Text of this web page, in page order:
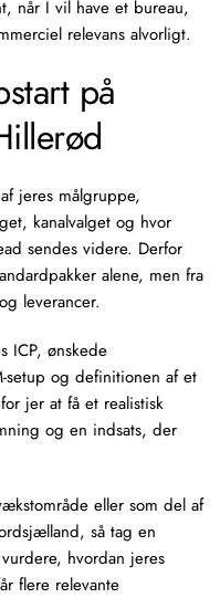
når I vil have et bureau,
relevans alvorligt.
på
jeres målgruppe,
kanalvalget og hvor
sendes videre. Derfor
alene, men fra
leverancer.
ICP, ønskede
setup og definitionen af et
jer at få et realistisk
og en indsats, der
eller som del af
så tag en
hvordan jeres
flere relevante